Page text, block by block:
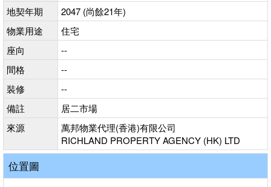
地契年期
2047 (尚餘21年)
物業用途
住宅
座向
--
間格
--
裝修
--
備註
居二市場
來源
萬邦物業代理(香港)有限公司
RICHLAND PROPERTY AGENCY (HK) LTD
位置圖